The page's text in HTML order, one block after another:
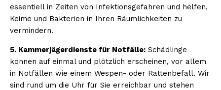
essentiell in Zeiten von Infektionsgefahren und helfen,
Keime und Bakterien in Ihren Räumlichkeiten zu
vermindern.
5. Kammerjägerdienste für Notfälle: Schädlinge
können auf einmal und plötzlich erscheinen, vor allem
in Notfällen wie einem Wespen- oder Rattenbefall. Wir
sind rund um die Uhr für Sie erreichbar und stehen